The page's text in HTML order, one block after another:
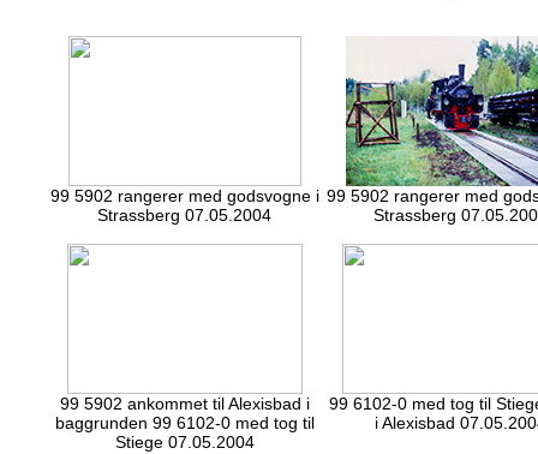
99 5902 rangerer med godsvogne i
Strassberg 07.05.2004
99 5902 rangerer med
Strassberg
99 5902 ankommet til Alexisbad i
baggrunden 99 6102-0 med tog til
Stiege 07.05.2004
99 6102-0 med tog til
i Alexisbad